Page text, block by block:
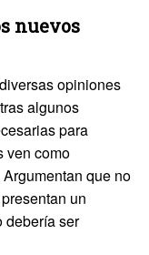
nuevos
opiniones
algunos
para
ven como
Argumentan que no
un
debería ser